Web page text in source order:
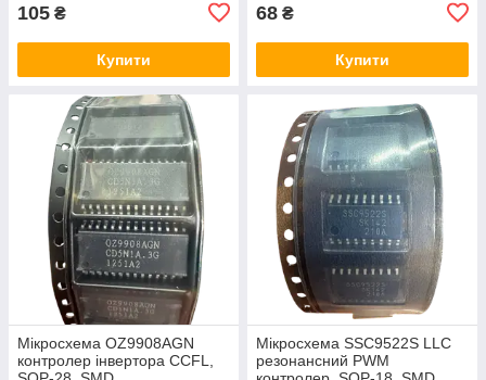
105 ₴
Купити
68 ₴
Купити
Мікросхема OZ9908AGN
контролер інвертора CCFL,
Мікросхема SSC9522S LLC
резонансний PWM